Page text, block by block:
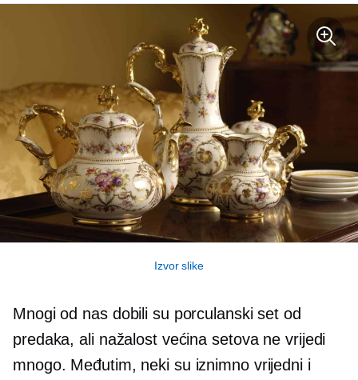
Izvor slike
Mnogi od nas dobili su porculanski set od
predaka, ali nažalost većina setova ne vrijedi
mnogo. Međutim, neki su iznimno vrijedni i